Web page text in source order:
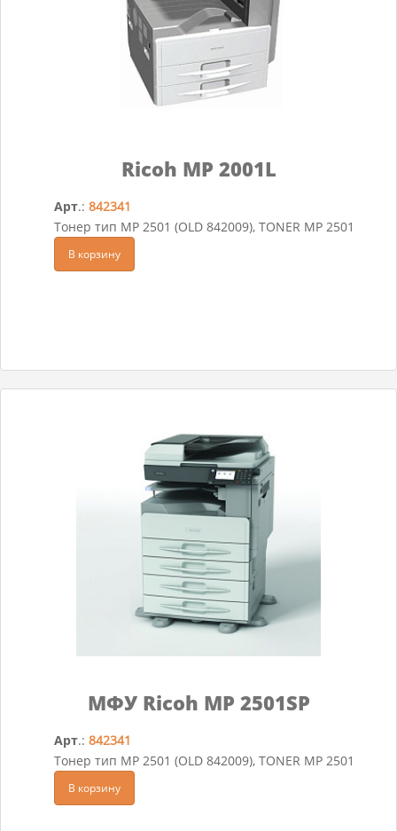
Ricoh MP 2001L
Арт.: 842341
Тонер тип MP 2501 (OLD 842009), TONER MP 2501
В корзину
МФУ Ricoh MP 2501SP
Арт.: 842341
Тонер тип MP 2501 (OLD 842009), TONER MP 2501
В корзину